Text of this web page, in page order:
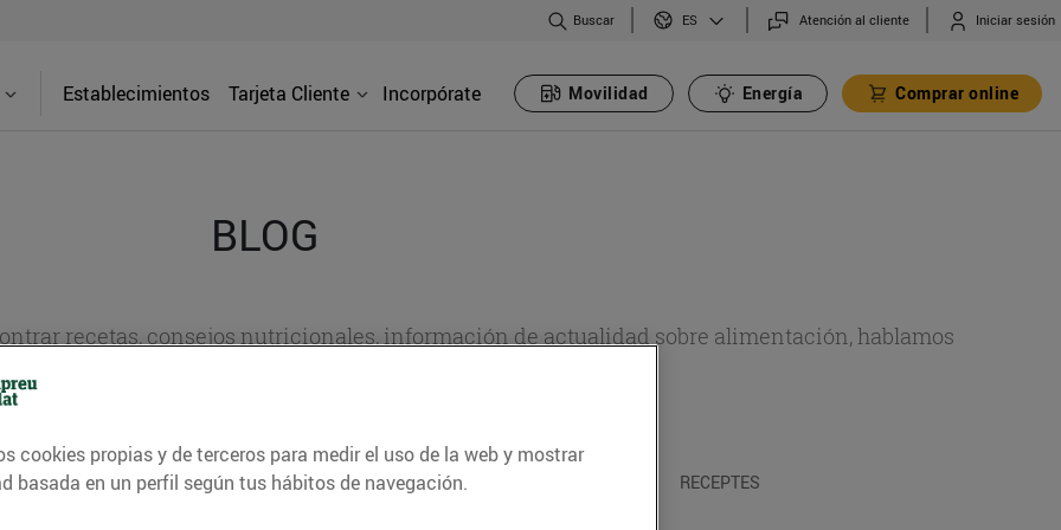
Buscar ES Atención al cliente Iniciar sesión
Establecimientos Tarjeta Cliente Incorpórate Movilidad Energía Comprar online
BLOG
recetas, consejos nutricionales, información de actualidad sobre alimentación, hablamos
gastronomía de nuestro territorio y muchos otros temas.
CONSELLS I HÀBITS SALUDABLES ENERGIA GASTRONOMIA I TRADICIONS RECEPTES
cookies propias y de terceros para medir el uso de la web y mostrar
basada en un perfil según tus hábitos de navegación.